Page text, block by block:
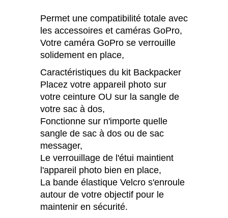
Permet une compatibilité totale avec
les accessoires et caméras GoPro,
Votre caméra GoPro se verrouille
solidement en place,
Caractéristiques du kit Backpacker
Placez votre appareil photo sur
votre ceinture OU sur la sangle de
votre sac à dos,
Fonctionne sur n'importe quelle
sangle de sac à dos ou de sac
messager,
Le verrouillage de l'étui maintient
l'appareil photo bien en place,
La bande élastique Velcro s'enroule
autour de votre objectif pour le
maintenir en sécurité.